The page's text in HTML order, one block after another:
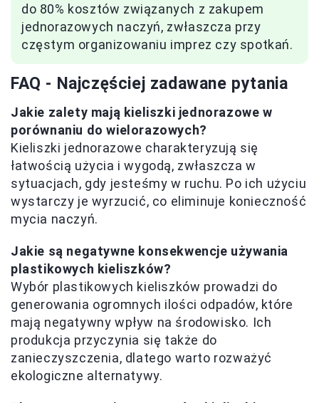
do 80% kosztów związanych z zakupem
jednorazowych naczyń, zwłaszcza przy
częstym organizowaniu imprez czy spotkań.
FAQ - Najczęściej zadawane pytania
Jakie zalety mają kieliszki jednorazowe w
porównaniu do wielorazowych?
Kieliszki jednorazowe charakteryzują się
łatwością użycia i wygodą, zwłaszcza w
sytuacjach, gdy jesteśmy w ruchu. Po ich użyciu
wystarczy je wyrzucić, co eliminuje konieczność
mycia naczyń.
Jakie są negatywne konsekwencje używania
plastikowych kieliszków?
Wybór plastikowych kieliszków prowadzi do
generowania ogromnych ilości odpadów, które
mają negatywny wpływ na środowisko. Ich
produkcja przyczynia się także do
zanieczyszczenia, dlatego warto rozważyć
ekologiczne alternatywy.